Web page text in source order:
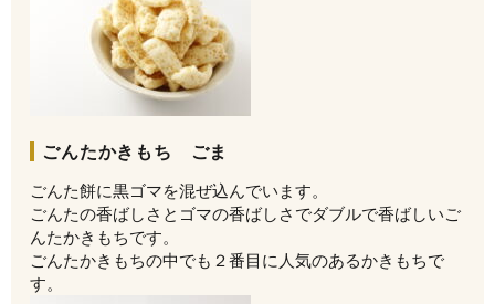
ごんたかきもち ごま
ごんた餅に黒ゴマを混ぜ込んでいます。
ごんたの香ばしさとゴマの香ばしさでダブルで香ばしいご
んたかきもちです。
ごんたかきもちの中でも２番目に人気のあるかきもちで
す。